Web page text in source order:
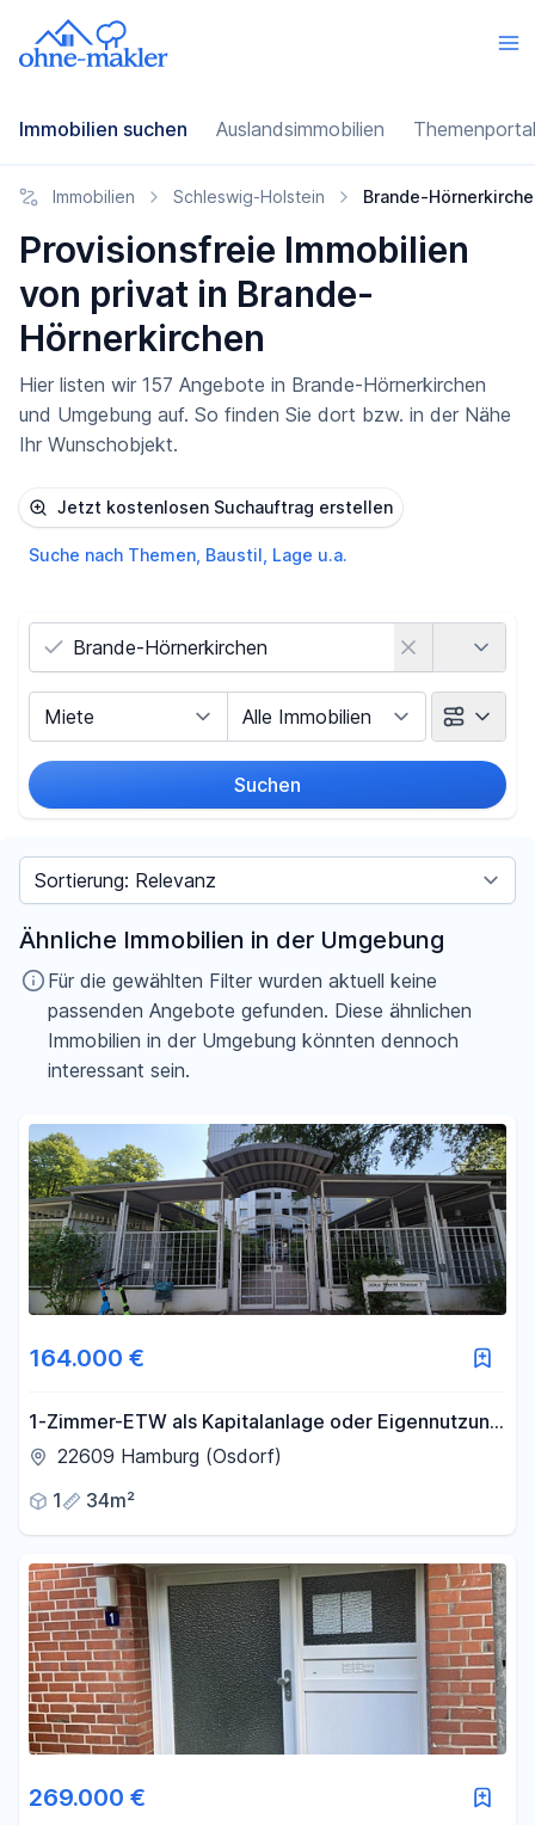
Immobilien suchen Auslandsimmobilien
Immobilien Schleswig-Holstein Brande-
Provisionsfreie Immobilien
von privat in Brande-
Hörnerkirchen
Hier listen wir 157 Angebote in Brande-Hörnerkirchen
und Umgebung auf. So finden Sie dort bzw. in der Nähe
Ihr Wunschobjekt.
Jetzt kostenlosen Suchauftrag erstellen
Suche nach Themen, Baustil, Lage u.a.
Suchen
Preis
Fläche
- m²
Filter für Fläche zurücksetzen
Sortieren nach
Ähnliche Immobilien in der Umgebung
Für die gewählten Filter wurden aktuell keine
passenden Angebote gefunden. Diese ähnlichen
Immobilien in der Umgebung könnten dennoch
interessant sein.
164.000 €
1-Zimmer-ETW als Kapitalanlage oder Eigennutzung
direkt neben dem Elbe-Einkaufszentrum (sofort
22609 Hamburg (Osdorf)
1
34m²
269.000 €